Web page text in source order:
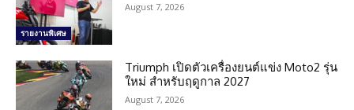
รายงานพิเศษ
August 7, 2026
Triumph เปิดตัวเครื่องยนต์แข่ง Moto2 รุ่น
ใหม่ สำหรับฤดูกาล 2027
August 7, 2026